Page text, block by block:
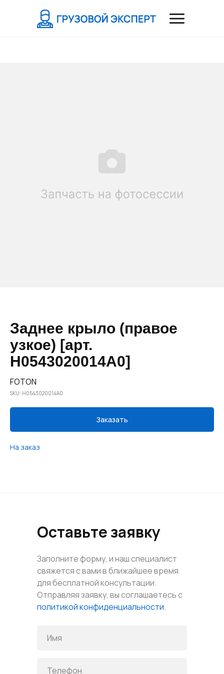
Заднее крыло (правое
узкое) [арт.
H0543020014A0]
FOTON
SKU: H0543020014A0
Заказать
На заказ
Оставьте заявку
Заполните форму, и наш специалист
свяжется с вами в ближайшее время
для бесплатной консультации.
Отправляя заявку, вы соглашаетесь с
политикой конфиденциальности.